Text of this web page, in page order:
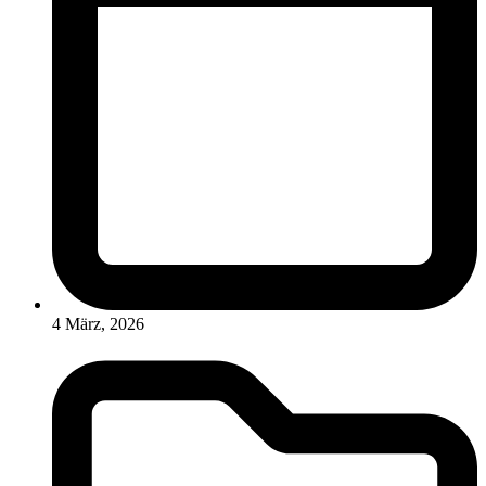
4 März, 2026